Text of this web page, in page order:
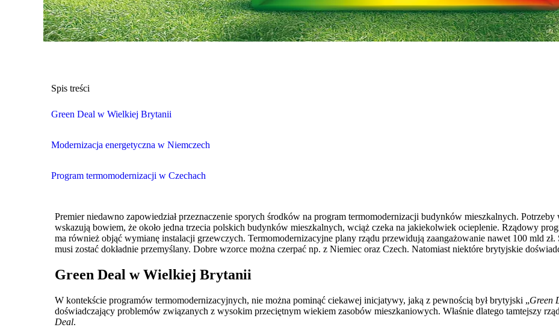
Spis treści
Green Deal w Wielkiej Brytanii
Modernizacja energetyczna w Niemczech
Program termomodernizacji w Czechach
Premier niedawno zapowiedział przeznaczenie sporych środków na program termomodernizacji budynków mieszkalnych.
wskazują bowiem, że około jedna trzecia polskich budynków mieszkalnych, wciąż czeka na jakiekolwiek ocieplenie. Rządowy
ma również objąć wymianę instalacji grzewczych. Termomodernizacyjne plany rządu przewidują zaangażowanie nawet 100 mld
musi zostać dokładnie przemyślany. Dobre wzorce można czerpać np. z Niemiec oraz Czech. Natomiast niektóre brytyjskie
Green Deal w Wielkiej Brytanii
W kontekście programów termomodernizacyjnych, nie można pominąć ciekawej inicjatywy, jaką z pewnością był brytyjski „Green
doświadczający problemów związanych z wysokim przeciętnym wiekiem zasobów mieszkaniowych. Właśnie dlatego tamtejszy
Deal.